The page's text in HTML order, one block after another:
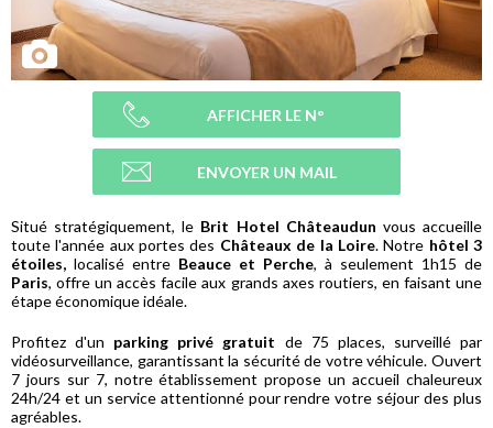
AFFICHER LE N°
ENVOYER UN MAIL
Situé stratégiquement, le Brit Hotel Châteaudun vous accueille
toute l'année aux portes des Châteaux de la Loire. Notre hôtel 3
étoiles, localisé entre Beauce et Perche, à seulement 1h15 de
Paris, offre un accès facile aux grands axes routiers, en faisant une
étape économique idéale.
Profitez d'un parking privé gratuit de 75 places, surveillé par
vidéosurveillance, garantissant la sécurité de votre véhicule. Ouvert
7 jours sur 7, notre établissement propose un accueil chaleureux
24h/24 et un service attentionné pour rendre votre séjour des plus
agréables.